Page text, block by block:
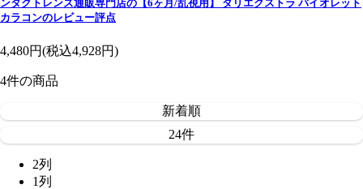
ンタクトレンズ通販専門店の【6ヶ月/乱視用】 ダリエクストラ バイオレット
カラコンのレビュー評点
4,480円(税込4,928円)
4件の商品
新着順
24件
2列
1列